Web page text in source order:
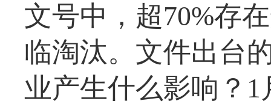
文号中，超70%存
临淘汰。文件出台
业产生什么影响？